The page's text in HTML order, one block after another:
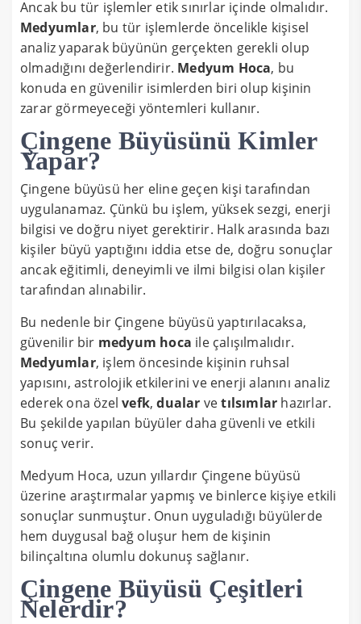
Ancak bu tür işlemler etik sınırlar içinde olmalıdır.
Medyumlar, bu tür işlemlerde öncelikle kişisel
analiz yaparak büyünün gerçekten gerekli olup
olmadığını değerlendirir. Medyum Hoca, bu
konuda en güvenilir isimlerden biri olup kişinin
zarar görmeyeceği yöntemleri kullanır.
Çingene Büyüsünü Kimler
Yapar?
Çingene büyüsü her eline geçen kişi tarafından
uygulanamaz. Çünkü bu işlem, yüksek sezgi, enerji
bilgisi ve doğru niyet gerektirir. Halk arasında bazı
kişiler büyü yaptığını iddia etse de, doğru sonuçlar
ancak eğitimli, deneyimli ve ilmi bilgisi olan kişiler
tarafından alınabilir.
Bu nedenle bir Çingene büyüsü yaptırılacaksa,
güvenilir bir medyum hoca ile çalışılmalıdır.
Medyumlar, işlem öncesinde kişinin ruhsal
yapısını, astrolojik etkilerini ve enerji alanını analiz
ederek ona özelvefk,dualar vetılsımlar hazırlar.
Bu şekilde yapılan büyüler daha güvenli ve etkili
sonuç verir.
Medyum Hoca, uzun yıllardır Çingene büyüsü
üzerine araştırmalar yapmış ve binlerce kişiye etkili
sonuçlar sunmuştur. Onun uyguladığı büyülerde
hem duygusal bağ oluşur hem de kişinin
bilinçaltına olumlu dokunuş sağlanır.
Çingene Büyüsü Çeşitleri
Nelerdir?